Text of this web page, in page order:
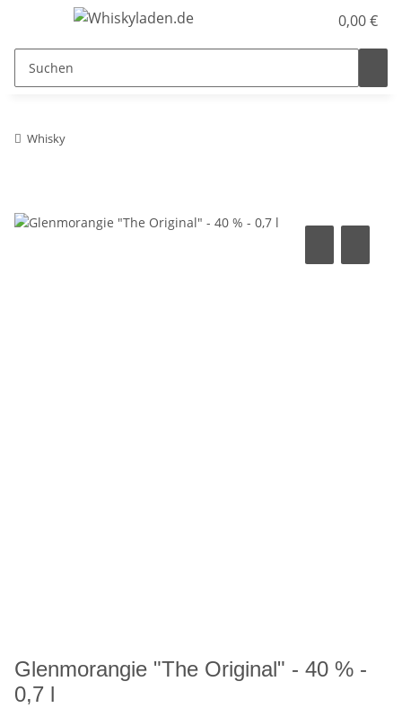
0,00 €
Whisky
Glenmorangie "The Original" - 40 % -
0,7 l